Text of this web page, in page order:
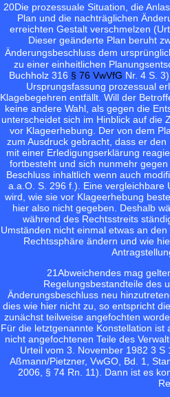
20Die prozessuale Situation, die
Plan und die nachträglichen
erreichten Gestalt verschmelzen
Dieser geänderte Plan beruht
Änderungsbeschluss dem
zu einer einheitlichen
Buchholz 316 § 76 VwVfG Nr. 4 S.
Ursprungsfassung prozessual
Klagebegehren entfällt. Will der
keine andere Wahl, als gegen die
unterscheidet sich im Hinblick auf die
vor Klageerhebung. Der von dem
zum Ausdruck gebracht, dass er
mit einer Erledigungserklärung
fortbesteht und sich nunmehr
Beschluss inhaltlich wenn auch
a.a.O. S. 296 f.). Eine vergleichbare
wird, wie sie vor Klageerhebung
hier also nicht gegeben. Deshalb
während des Rechtsstreits
Umständen nicht einmal etwas an
Rechtssphäre ändern und wie
21Abweichendes mag
Regelungsbestandteile des
Änderungsbeschluss neu
dies wie hier nicht zu, so entspricht
zunächst teilweise angefochten
Für die letztgenannte Konstellation
nicht angefochtenen Teile des
Urteil vom 3. November 1982 3 S
Aßmann/Pietzner, VwGO, Bd. 1,
2006, § 74 Rn. 11). Dann ist es